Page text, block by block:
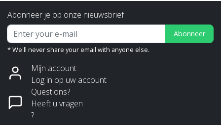
Abonneer je op onze nieuwsbrief
Abonneer
* We'll never share your email with anyone else.
Mijn account
Log in op uw account
Questions?
Heeft u vragen
?